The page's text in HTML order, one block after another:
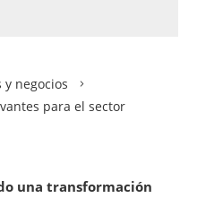
y negocios
para el sector
una transformación